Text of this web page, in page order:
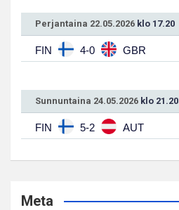
Perjantaina 22.05.2026 klo 17.20
FIN 4-0 GBR
Sunnuntaina 24.05.2026 klo 21.20
FIN 5-2 AUT
Meta